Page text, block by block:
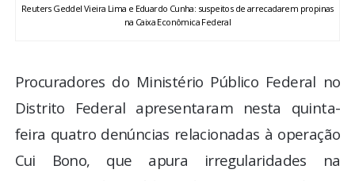
Reuters Geddel Vieira Lima e Eduardo Cunha: suspeitos de arrecadarem propinas
na Caixa Econômica Federal
Procuradores do Ministério Público Federal no
Distrito Federal apresentaram nesta quinta-
feira quatro denúncias relacionadas à operação
Cui Bono, que apura irregularidades na